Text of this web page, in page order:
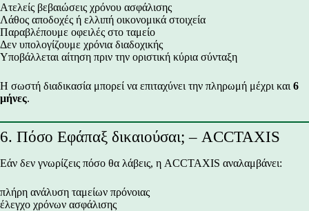
Ατελείς βεβαιώσεις χρόνου ασφάλισης
Λάθος αποδοχές ή ελλιπή οικονομικά στοιχεία
Παραβλέπουμε οφειλές στο ταμείο
Δεν υπολογίζουμε χρόνια διαδοχικής
Υποβάλλεται αίτηση πριν την οριστική κύρια σύνταξη
Η σωστή διαδικασία μπορεί να επιταχύνει την πληρωμή μέχρι και 6
μήνες.
6. Πόσο Εφάπαξ δικαιούσαι; – ACCTAXIS
Εάν δεν γνωρίζεις πόσο θα λάβεις, η ACCTAXIS αναλαμβάνει:
πλήρη ανάλυση ταμείων πρόνοιας
έλεγχο χρόνων ασφάλισης